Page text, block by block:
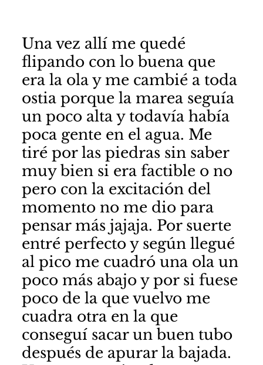
Una vez allí me quedé
flipando con lo buena que
era la ola y me cambié a toda
ostia porque la marea seguía
un poco alta y todavía había
poca gente en el agua. Me
tiré por las piedras sin saber
muy bien si era factible o no
pero con la excitación del
momento no me dio para
pensar más jajaja. Por suerte
entré perfecto y según llegué
al pico me cuadró una ola un
poco más abajo y por si fuese
poco de la que vuelvo me
cuadra otra en la que
conseguí sacar un buen tubo
después de apurar la bajada.